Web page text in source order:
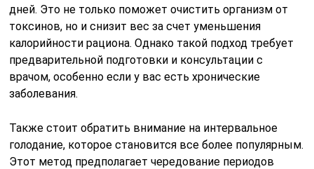
дней. Это не только поможет очистить организм от
токсинов, но и снизит вес за счет уменьшения
калорийности рациона. Однако такой подход требует
предварительной подготовки и консультации с
врачом, особенно если у вас есть хронические
заболевания.
Также стоит обратить внимание на интервальное
голодание, которое становится все более популярным.
Этот метод предполагает чередование периодов